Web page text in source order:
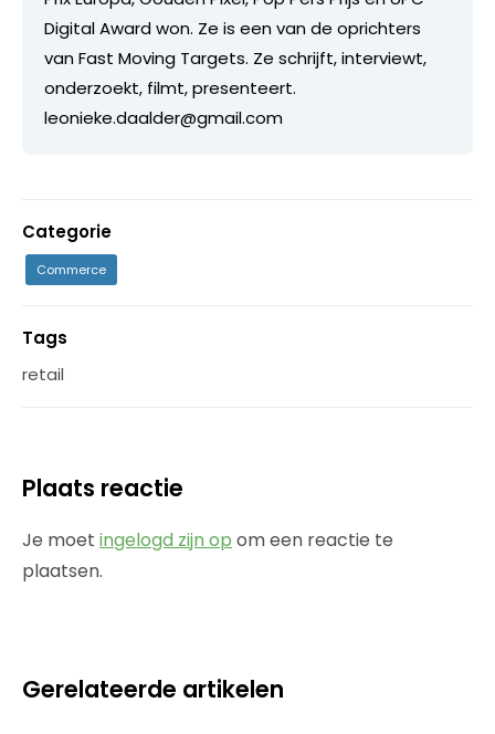
Digital Award won. Ze is een van de oprichters
van Fast Moving Targets. Ze schrijft, interviewt,
onderzoekt, filmt, presenteert.
leonieke.daalder@gmail.com
Categorie
Commerce
Tags
retail
Plaats reactie
Je moet ingelogd zijn op om een reactie te
plaatsen.
Gerelateerde artikelen